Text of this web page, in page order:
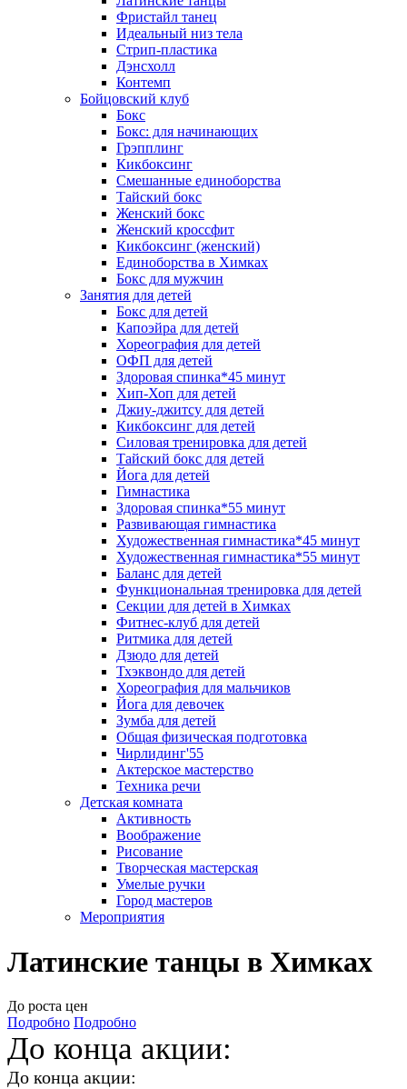
Фристайл танец
Идеальный низ тела
Стрип-пластика
Дэнсхолл
Контемп
Бойцовский клуб
Бокс
Бокс: для начинающих
Грэпплинг
Кикбоксинг
Смешанные единоборства
Тайский бокс
Женский бокс
Женский кроссфит
Кикбоксинг (женский)
Единоборства в Химках
Бокс для мужчин
Занятия для детей
Бокс для детей
Капоэйра для детей
Хореография для детей
ОФП для детей
Здоровая спинка*45 минут
Хип-Хоп для детей
Джиу-джитсу для детей
Кикбоксинг для детей
Силовая тренировка для детей
Тайский бокс для детей
Йога для детей
Гимнастика
Здоровая спинка*55 минут
Развивающая гимнастика
Художественная гимнастика*45 минут
Художественная гимнастика*55 минут
Баланс для детей
Функциональная тренировка для детей
Секции для детей в Химках
Фитнес-клуб для детей
Ритмика для детей
Дзюдо для детей
Тхэквондо для детей
Хореография для мальчиков
Йога для девочек
Зумба для детей
Общая физическая подготовка
Чирлидинг'55
Актерское мастерство
Техника речи
Детская комната
Активность
Воображение
Рисование
Творческая мастерская
Умелые ручки
Город мастеров
Мероприятия
Латинские танцы в Химках
До роста цен
Подробно Подробно
До конца акции:
До конца акции: